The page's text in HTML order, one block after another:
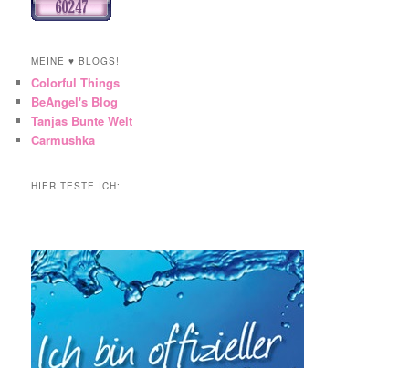
MEINE ♥ BLOGS!
Colorful Things
BeAngel's Blog
Tanjas Bunte Welt
Carmushka
HIER TESTE ICH: